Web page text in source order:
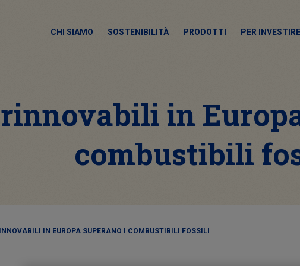
CHI SIAMO SOSTENIBILITÀ PRODOTTI PER INVESTIRE
in
combustibili
IN EUROPA SUPERANO I COMBUSTIBILI FOSSILI